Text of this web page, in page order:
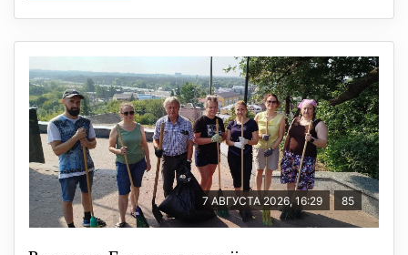
7 АВГУСТА 2026, 16:29 85